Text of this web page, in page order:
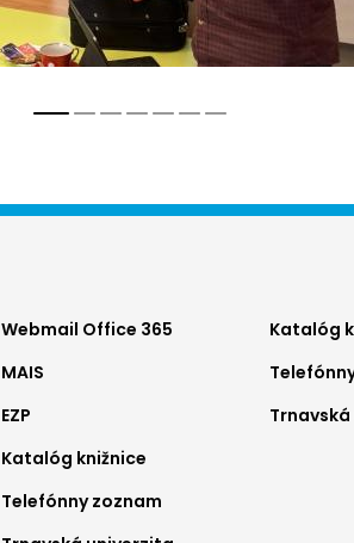
Footer
menu
2
Webmail Office 365
MAIS
EZP
Katalóg knižnice
Telefónny zoznam
3
Katalóg